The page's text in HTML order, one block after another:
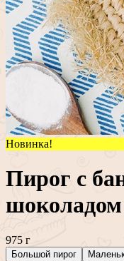
Новинка!
Пирог с
шоколадом
975 г
Большой пирог